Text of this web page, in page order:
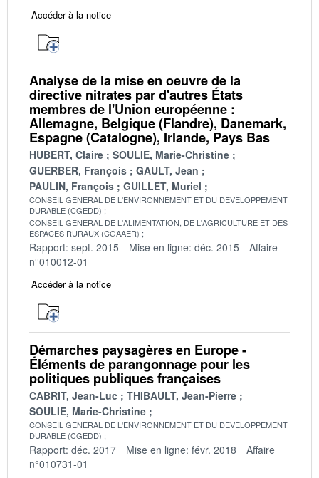
Accéder à la notice
Analyse de la mise en oeuvre de la
directive nitrates par d'autres États
membres de l'Union européenne :
Allemagne, Belgique (Flandre), Danemark,
Espagne (Catalogne), Irlande, Pays Bas
HUBERT, Claire
SOULIE, Marie-Christine
GUERBER, François
GAULT, Jean
PAULIN, François
GUILLET, Muriel
CONSEIL GENERAL DE L'ENVIRONNEMENT ET DU DEVELOPPEMENT
DURABLE (CGEDD)
CONSEIL GENERAL DE L'ALIMENTATION, DE L'AGRICULTURE ET DES
ESPACES RURAUX (CGAAER)
Rapport: sept. 2015 Mise en ligne: déc. 2015
Affaire
n°010012-01
Accéder à la notice
Démarches paysagères en Europe -
Éléments de parangonnage pour les
politiques publiques françaises
CABRIT, Jean-Luc
THIBAULT, Jean-Pierre
SOULIE, Marie-Christine
CONSEIL GENERAL DE L'ENVIRONNEMENT ET DU DEVELOPPEMENT
DURABLE (CGEDD)
Rapport: déc. 2017 Mise en ligne: févr. 2018
Affaire
n°010731-01